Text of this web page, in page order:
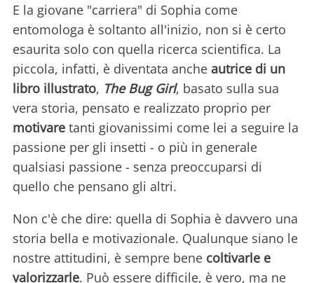
E la giovane "carriera" di Sophia come
entomologa è soltanto all'inizio, non si è certo
esaurita solo con quella ricerca scientifica. La
piccola, infatti, è diventata anche autrice di un
libro illustrato, The Bug Girl, basato sulla sua
vera storia, pensato e realizzato proprio per
motivare tanti giovanissimi come lei a seguire la
passione per gli insetti - o più in generale
qualsiasi passione - senza preoccuparsi di
quello che pensano gli altri.
Non c'è che dire: quella di Sophia è davvero una
storia bella e motivazionale. Qualunque siano le
nostre attitudini, è sempre bene coltivarle e
valorizzarle. Può essere difficile, è vero, ma ne